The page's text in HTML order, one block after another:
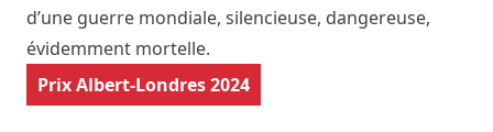
d’une guerre mondiale, silencieuse, dangereuse,
évidemment mortelle.
Prix Albert-Londres 2024